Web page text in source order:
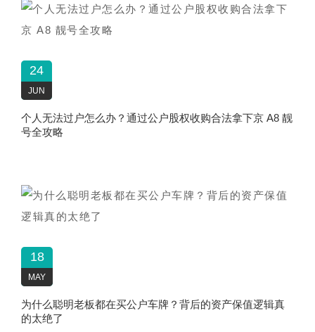
个人无法过户怎么办？通过公户股权收购合法拿下京 A8 靓
号全攻略
24
JUN
为什么聪明老板都在买公户车牌？背后的资产保值逻辑真
的太绝了
18
MAY